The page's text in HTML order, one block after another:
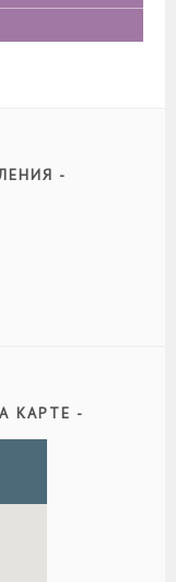
КАРТЕ